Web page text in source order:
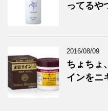
ってるや
2016/08/09
ちょちょ
インをニ